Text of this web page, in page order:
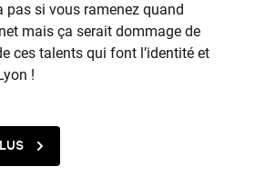
pas si vous ramenez quand
mais ça serait dommage de
ces talents qui font l’identité et
!